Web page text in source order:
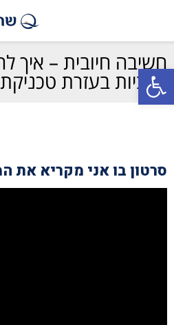
פתח סרגל נגישות
חשיבה חיובית – איך
חיוביות בעזרת טכניקת NLP "שאלות מעצימות"
סרטון בו אני מקריא את